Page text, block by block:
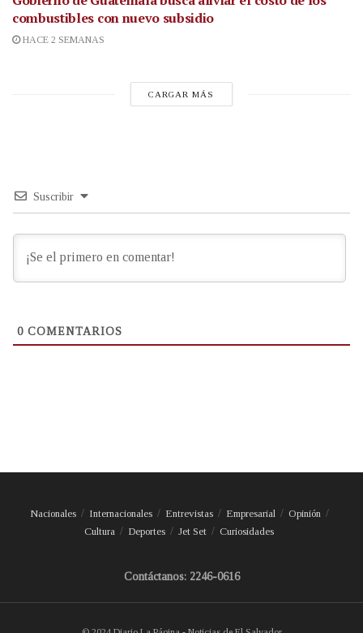
combustibles con nuevo subsidio
HACE 2 SEMANAS
CARGAR MÁS
Suscribir
0 COMENTARIOS
Nacionales Internacionales Entrevistas Empresarial
Opinión
Cultura
Deportes Jet Set Curiosidades
Contáctanos: 2246-0616